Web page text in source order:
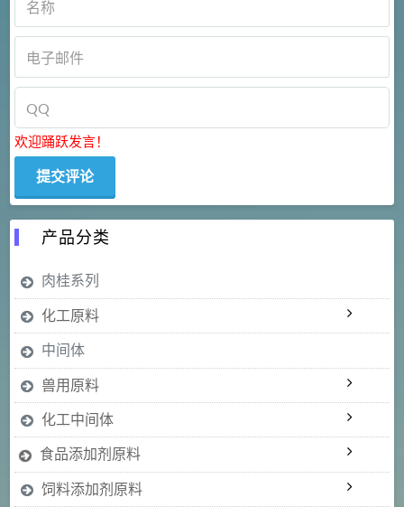
欢迎踊跃发言！
产品分类
肉桂系列
化工原料
中间体
兽用原料
化工中间体
食品添加剂原料
饲料添加剂原料